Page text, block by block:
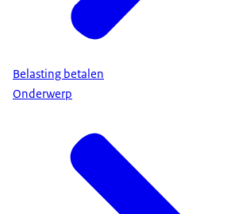
Belasting betalen
Onderwerp